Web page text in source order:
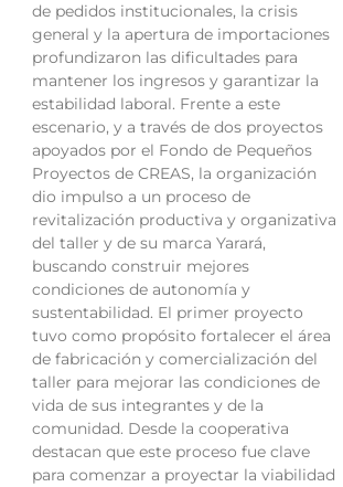
de pedidos institucionales, la crisis
general y la apertura de importaciones
profundizaron las dificultades para
mantener los ingresos y garantizar la
estabilidad laboral. Frente a este
escenario, y a través de dos proyectos
apoyados por el Fondo de Pequeños
Proyectos de CREAS, la organización
dio impulso a un proceso de
revitalización productiva y organizativa
del taller y de su marca Yarará,
buscando construir mejores
condiciones de autonomía y
sustentabilidad. El primer proyecto
tuvo como propósito fortalecer el área
de fabricación y comercialización del
taller para mejorar las condiciones de
vida de sus integrantes y de la
comunidad. Desde la cooperativa
destacan que este proceso fue clave
para comenzar a proyectar la viabilidad